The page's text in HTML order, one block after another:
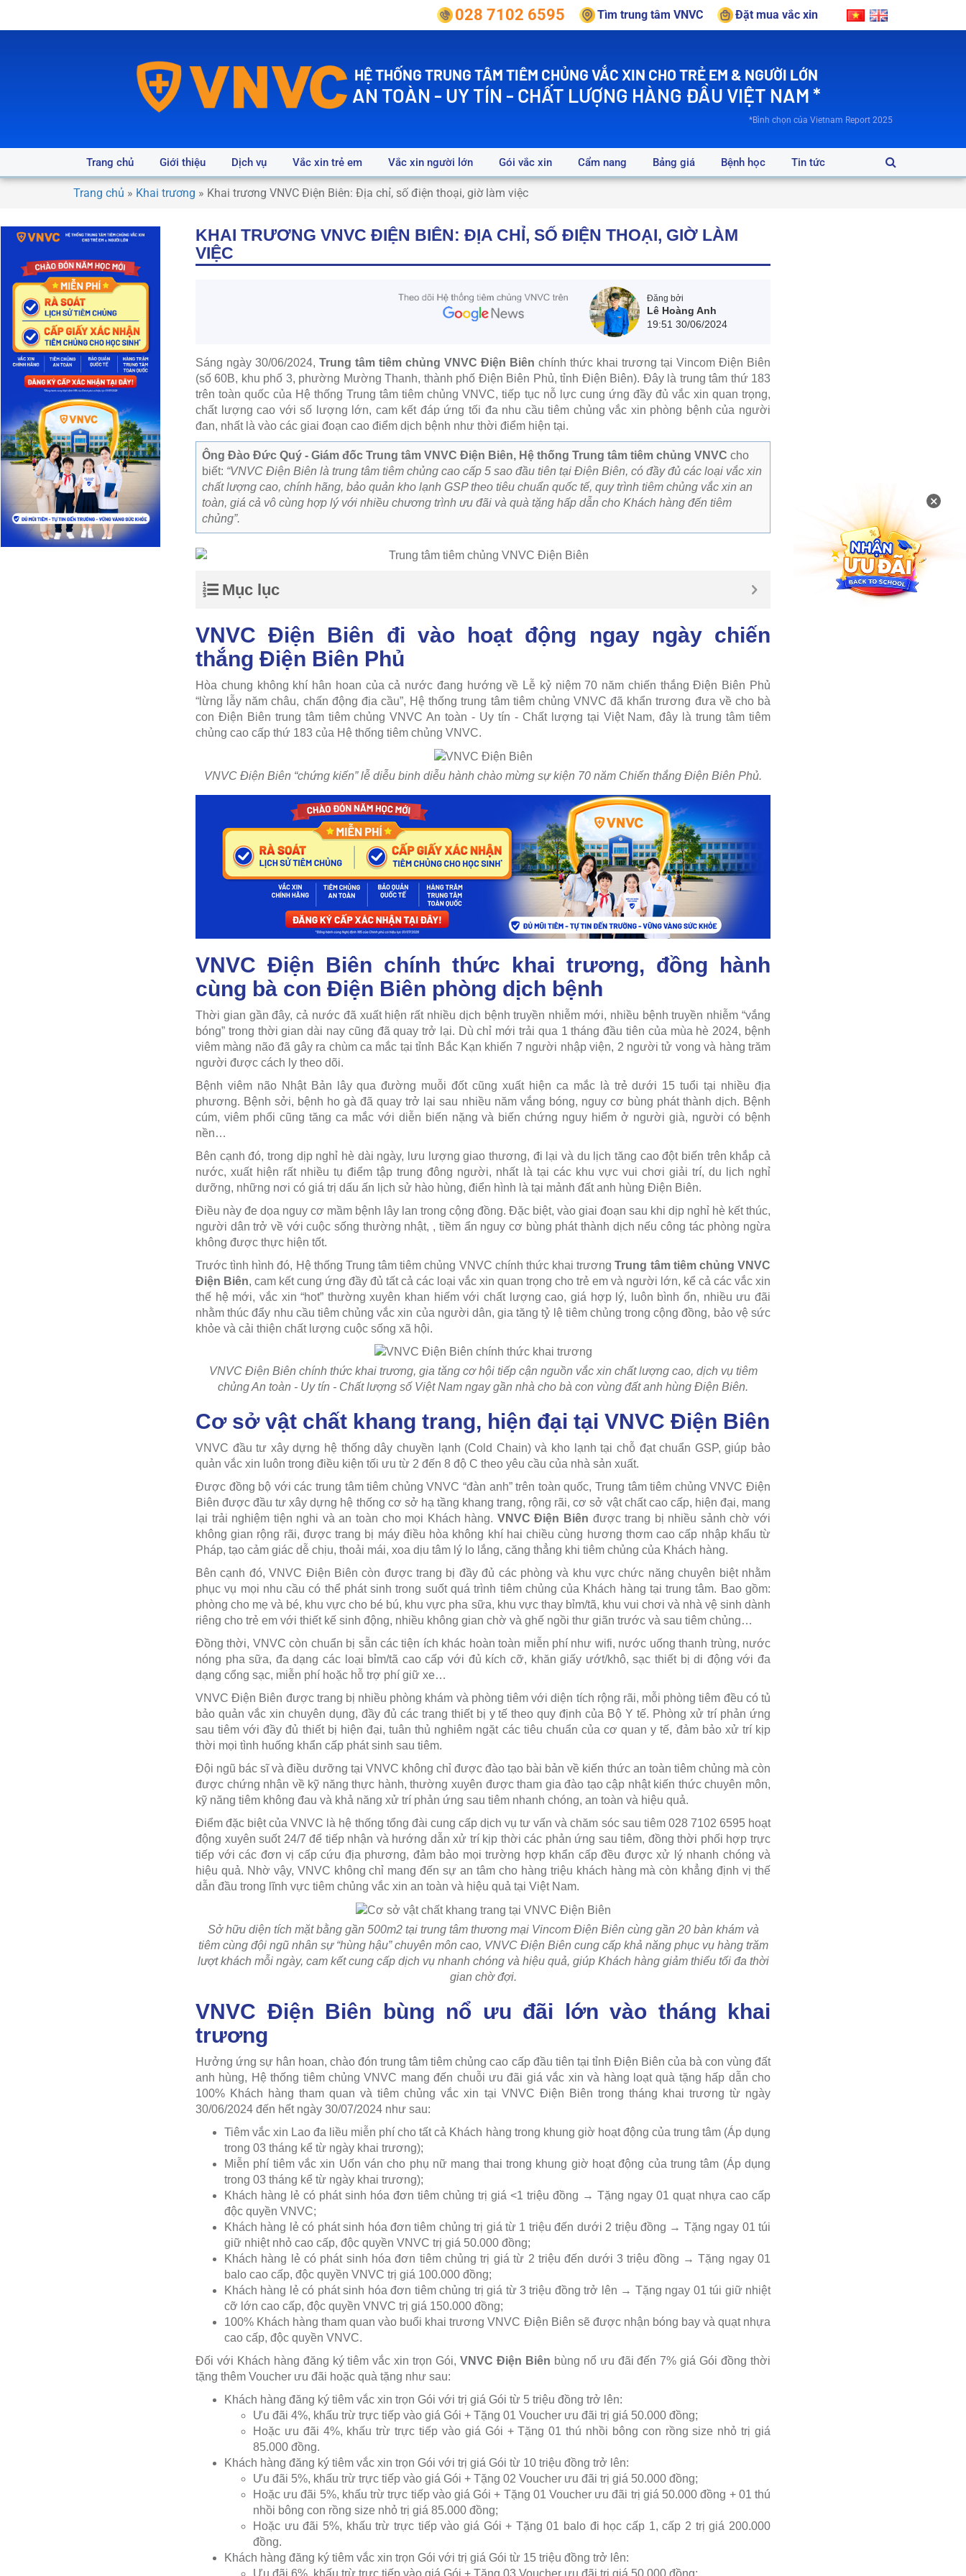
028 7102 6595 Tìm trung tâm VNVC Đặt mua vắc xin
HỆ THỐNG TRUNG TÂM TIÊM CHỦNG VẮC XIN CHO TRẺ EM & NGƯỜI LỚN
AN TOÀN - UY TÍN - CHẤT LƯỢNG HÀNG ĐẦU VIỆT NAM *
*Bình chọn của Vietnam Report 2025
Trang chủ Giới thiệu Dịch vụ Vắc xin trẻ em Vắc xin người lớn Gói vắc xin Cẩm nang Bảng giá Bệnh học Tin tức
Trang chủ » Khai trương » Khai trương VNVC Điện Biên: Địa chỉ, số điện thoại, giờ làm việc
KHAI TRƯƠNG VNVC ĐIỆN BIÊN: ĐỊA CHỈ, SỐ ĐIỆN THOẠI, GIỜ LÀM
VIỆC
Đăng bởi
Lê Hoàng Anh
19:51 30/06/2024
Sáng ngày 30/06/2024, Trung tâm tiêm chủng VNVC Điện Biên chính thức khai trương tại Vincom Điện Biên
(số 60B, khu phố 3, phường Mường Thanh, thành phố Điện Biên Phủ, tỉnh Điện Biên). Đây là trung tâm thứ 183
trên toàn quốc của Hệ thống Trung tâm tiêm chủng VNVC, tiếp tục nỗ lực cung ứng đầy đủ vắc xin quan trọng,
chất lượng cao với số lượng lớn, cam kết đáp ứng tối đa nhu cầu tiêm chủng vắc xin phòng bệnh của người
đan, nhất là vào các giai đoạn cao điểm dịch bệnh như thời điểm hiện tại.
Ông Đào Đức Quý - Giám đốc Trung tâm VNVC Điện Biên, Hệ thống Trung tâm tiêm chủng VNVC cho
biết: “VNVC Điện Biên là trung tâm tiêm chủng cao cấp 5 sao đầu tiên tại Điện Biên, có đầy đủ các loại vắc xin
chất lượng cao, chính hãng, bảo quản kho lạnh GSP theo tiêu chuẩn quốc tế, quy trình tiêm chủng vắc xin an
toàn, giá cả vô cùng hợp lý với nhiều chương trình ưu đãi và quà tặng hấp dẫn cho Khách hàng đến tiêm
chủng”.
Mục lục
VNVC Điện Biên đi vào hoạt động ngay ngày chiến
thắng Điện Biên Phủ
Hòa chung không khí hân hoan của cả nước đang hướng về Lễ kỷ niệm 70 năm chiến thắng Điện Biên Phủ
“lừng lẫy năm châu, chấn động địa cầu”, Hệ thống trung tâm tiêm chủng VNVC đã khẩn trương đưa về cho bà
con Điện Biên trung tâm tiêm chủng VNVC An toàn - Uy tín - Chất lượng tại Việt Nam, đây là trung tâm tiêm
chủng cao cấp thứ 183 của Hệ thống tiêm chủng VNVC.
VNVC Điện Biên “chứng kiến” lễ diễu binh diễu hành chào mừng sự kiện 70 năm Chiến thắng Điện Biên Phủ.
VNVC Điện Biên chính thức khai trương, đồng hành
cùng bà con Điện Biên phòng dịch bệnh
Thời gian gần đây, cả nước đã xuất hiện rất nhiều dịch bệnh truyền nhiễm mới, nhiều bệnh truyền nhiễm “vắng
bóng” trong thời gian dài nay cũng đã quay trở lại. Dù chỉ mới trải qua 1 tháng đầu tiên của mùa hè 2024, bệnh
viêm màng não đã gây ra chùm ca mắc tại tỉnh Bắc Kạn khiến 7 người nhập viện, 2 người tử vong và hàng trăm
người được cách ly theo dõi.
Bệnh viêm não Nhật Bản lây qua đường muỗi đốt cũng xuất hiện ca mắc là trẻ dưới 15 tuổi tại nhiều địa
phương. Bệnh sởi, bệnh ho gà đã quay trở lại sau nhiều năm vắng bóng, nguy cơ bùng phát thành dịch. Bệnh
cúm, viêm phổi cũng tăng ca mắc với diễn biến nặng và biến chứng nguy hiểm ở người già, người có bệnh
nền…
Bên cạnh đó, trong dịp nghỉ hè dài ngày, lưu lượng giao thương, đi lại và du lịch tăng cao đột biến trên khắp cả
nước, xuất hiện rất nhiều tụ điểm tập trung đông người, nhất là tại các khu vực vui chơi giải trí, du lịch nghỉ
dưỡng, những nơi có giá trị dấu ấn lịch sử hào hùng, điển hình là tại mảnh đất anh hùng Điện Biên.
Điều này đe dọa nguy cơ mầm bệnh lây lan trong cộng đồng. Đặc biệt, vào giai đoạn sau khi dịp nghỉ hè kết thúc,
người dân trở về với cuộc sống thường nhật, , tiềm ẩn nguy cơ bùng phát thành dịch nếu công tác phòng ngừa
không được thực hiện tốt.
Trước tình hình đó, Hệ thống Trung tâm tiêm chủng VNVC chính thức khai trươngTrung tâm tiêm chủng VNVC
Điện Biên, cam kết cung ứng đầy đủ tất cả các loại vắc xin quan trọng cho trẻ em và người lớn, kể cả các vắc xin
thế hệ mới, vắc xin “hot” thường xuyên khan hiếm với chất lượng cao, giá hợp lý, luôn bình ổn, nhiều ưu đãi
nhằm thúc đẩy nhu cầu tiêm chủng vắc xin của người dân, gia tăng tỷ lệ tiêm chủng trong cộng đồng, bảo vệ sức
khỏe và cải thiện chất lượng cuộc sống xã hội.
VNVC Điện Biên chính thức khai trương, gia tăng cơ hội tiếp cận nguồn vắc xin chất lượng cao, dịch vụ tiêm
chủng An toàn - Uy tín - Chất lượng số Việt Nam ngay gần nhà cho bà con vùng đất anh hùng Điện Biên.
Cơ sở vật chất khang trang, hiện đại tại VNVC Điện Biên
VNVC đầu tư xây dựng hệ thống dây chuyền lạnh (Cold Chain) và kho lạnh tại chỗ đạt chuẩn GSP, giúp bảo
quản vắc xin luôn trong điều kiện tối ưu từ 2 đến 8 độ C theo yêu cầu của nhà sản xuất.
Được đồng bộ với các trung tâm tiêm chủng VNVC “đàn anh” trên toàn quốc, Trung tâm tiêm chủng VNVC Điện
Biên được đầu tư xây dựng hệ thống cơ sở hạ tầng khang trang, rộng rãi, cơ sở vật chất cao cấp, hiện đại, mang
lại trải nghiệm tiện nghi và an toàn cho mọi Khách hàng. VNVC Điện Biên được trang bị nhiều sảnh chờ với
không gian rộng rãi, được trang bị máy điều hòa không khí hai chiều cùng hương thơm cao cấp nhập khẩu từ
Pháp, tạo cảm giác dễ chịu, thoải mái, xoa dịu tâm lý lo lắng, căng thẳng khi tiêm chủng của Khách hàng.
Bên cạnh đó, VNVC Điện Biên còn được trang bị đầy đủ các phòng và khu vực chức năng chuyên biệt nhằm
phục vụ mọi nhu cầu có thể phát sinh trong suốt quá trình tiêm chủng của Khách hàng tại trung tâm. Bao gồm:
phòng cho mẹ và bé, khu vực cho bé bú, khu vực pha sữa, khu vực thay bỉm/tã, khu vui chơi và nhà vệ sinh dành
riêng cho trẻ em với thiết kế sinh động, nhiều không gian chờ và ghế ngồi thư giãn trước và sau tiêm chủng…
Đồng thời, VNVC còn chuẩn bị sẵn các tiện ích khác hoàn toàn miễn phí như wifi, nước uống thanh trùng, nước
nóng pha sữa, đa dạng các loại bỉm/tã cao cấp với đủ kích cỡ, khăn giấy ướt/khô, sạc thiết bị di động với đa
dạng cổng sạc, miễn phí hoặc hỗ trợ phí giữ xe…
VNVC Điện Biên được trang bị nhiều phòng khám và phòng tiêm với diện tích rộng rãi, mỗi phòng tiêm đều có tủ
bảo quản vắc xin chuyên dụng, đầy đủ các trang thiết bị y tế theo quy định của Bộ Y tế. Phòng xử trí phản ứng
sau tiêm với đầy đủ thiết bị hiện đại, tuân thủ nghiêm ngặt các tiêu chuẩn của cơ quan y tế, đảm bảo xử trí kịp
thời mọi tình huống khẩn cấp phát sinh sau tiêm.
Đội ngũ bác sĩ và điều dưỡng tại VNVC không chỉ được đào tạo bài bản về kiến thức an toàn tiêm chủng mà còn
được chứng nhận về kỹ năng thực hành, thường xuyên được tham gia đào tạo cập nhật kiến thức chuyên môn,
kỹ năng tiêm không đau và khả năng xử trí phản ứng sau tiêm nhanh chóng, an toàn và hiệu quả.
Điểm đặc biệt của VNVC là hệ thống tổng đài cung cấp dịch vụ tư vấn và chăm sóc sau tiêm 028 7102 6595 hoạt
động xuyên suốt 24/7 để tiếp nhận và hướng dẫn xử trí kịp thời các phản ứng sau tiêm, đồng thời phối hợp trực
tiếp với các đơn vị cấp cứu địa phương, đảm bảo mọi trường hợp khẩn cấp đều được xử lý nhanh chóng và
hiệu quả. Nhờ vậy, VNVC không chỉ mang đến sự an tâm cho hàng triệu khách hàng mà còn khẳng định vị thế
dẫn đầu trong lĩnh vực tiêm chủng vắc xin an toàn và hiệu quả tại Việt Nam.
Sở hữu diện tích mặt bằng gần 500m2 tại trung tâm thương mại Vincom Điện Biên cùng gần 20 bàn khám và
tiêm cùng đội ngũ nhân sự “hùng hậu” chuyên môn cao, VNVC Điện Biên cung cấp khả năng phục vụ hàng trăm
lượt khách mỗi ngày, cam kết cung cấp dịch vụ nhanh chóng và hiệu quả, giúp Khách hàng giảm thiểu tối đa thời
gian chờ đợi.
VNVC Điện Biên bùng nổ ưu đãi lớn vào tháng khai
trương
Hưởng ứng sự hân hoan, chào đón trung tâm tiêm chủng cao cấp đầu tiên tại tỉnh Điện Biên của bà con vùng đất
anh hùng, Hệ thống tiêm chủng VNVC mang đến chuỗi ưu đãi giá vắc xin và hàng loạt quà tặng hấp dẫn cho
100% Khách hàng tham quan và tiêm chủng vắc xin tại VNVC Điện Biên trong tháng khai trương từ ngày
30/06/2024 đến hết ngày 30/07/2024 như sau:
Tiêm vắc xin Lao đa liều miễn phí cho tất cả Khách hàng trong khung giờ hoạt động của trung tâm (Áp dụng
trong 03 tháng kể từ ngày khai trương);
Miễn phí tiêm vắc xin Uốn ván cho phụ nữ mang thai trong khung giờ hoạt động của trung tâm (Áp dụng
trong 03 tháng kể từ ngày khai trương);
Khách hàng lẻ có phát sinh hóa đơn tiêm chủng trị giá <1 triệu đồng → Tặng ngay 01 quạt nhựa cao cấp
độc quyền VNVC;
Khách hàng lẻ có phát sinh hóa đơn tiêm chủng trị giá từ 1 triệu đến dưới 2 triệu đồng → Tặng ngay 01 túi
giữ nhiệt nhỏ cao cấp, độc quyền VNVC trị giá 50.000 đồng;
Khách hàng lẻ có phát sinh hóa đơn tiêm chủng trị giá từ 2 triệu đến dưới 3 triệu đồng → Tặng ngay 01
balo cao cấp, độc quyền VNVC trị giá 100.000 đồng;
Khách hàng lẻ có phát sinh hóa đơn tiêm chủng trị giá từ 3 triệu đồng trở lên → Tặng ngay 01 túi giữ nhiệt
cỡ lớn cao cấp, độc quyền VNVC trị giá 150.000 đồng;
100% Khách hàng tham quan vào buổi khai trương VNVC Điện Biên sẽ được nhận bóng bay và quạt nhựa
cao cấp, độc quyền VNVC.
Đối với Khách hàng đăng ký tiêm vắc xin trọn Gói,VNVC Điện Biên bùng nổ ưu đãi đến 7% giá Gói đồng thời
tặng thêm Voucher ưu đãi hoặc quà tặng như sau:
Khách hàng đăng ký tiêm vắc xin trọn Gói với trị giá Gói từ 5 triệu đồng trở lên:
Ưu đãi 4%, khấu trừ trực tiếp vào giá Gói + Tặng 01 Voucher ưu đãi trị giá 50.000 đồng;
Hoặc ưu đãi 4%, khấu trừ trực tiếp vào giá Gói + Tặng 01 thú nhồi bông con rồng size nhỏ trị giá
85.000 đồng.
Khách hàng đăng ký tiêm vắc xin trọn Gói với trị giá Gói từ 10 triệu đồng trở lên:
Ưu đãi 5%, khấu trừ trực tiếp vào giá Gói + Tặng 02 Voucher ưu đãi trị giá 50.000 đồng;
Hoặc ưu đãi 5%, khấu trừ trực tiếp vào giá Gói + Tặng 01 Voucher ưu đãi trị giá 50.000 đồng + 01 thú
nhồi bông con rồng size nhỏ trị giá 85.000 đồng;
Hoặc ưu đãi 5%, khấu trừ trực tiếp vào giá Gói + Tặng 01 balo đi học cấp 1, cấp 2 trị giá 200.000
đồng.
Khách hàng đăng ký tiêm vắc xin trọn Gói với trị giá Gói từ 15 triệu đồng trở lên:
×